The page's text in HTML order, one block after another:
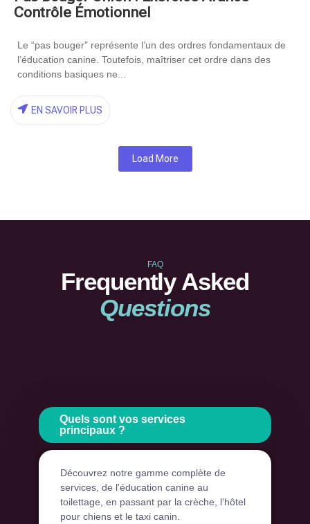
Contrôle Émotionnel
Le “pas bouger” représente l’un des ordres fondamentaux de
l’éducation canine. Toutefois, maîtriser cet ordre dans des
conditions basiques ne...
EN SAVOIR PLUS
Load More
FAQ
Frequently Asked
Questions
Quels sont vos services
principaux ?
Découvrez notre gamme complète de
services, de l'éducation canine au
toilettage, en passant par la crèche, l'hôtel
pour chiens et le taxi canin.